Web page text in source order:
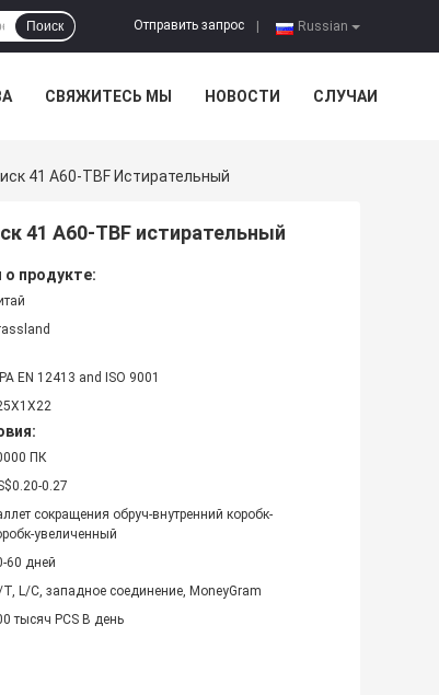
Russian
Отправить запрос
Поиск
СВЯЖИТЕСЬ МЫ НОВОСТИ СЛУЧАИ
41 A60-TBF Истирательный
41 A60-TBF истирательный
продукте:
EN 12413 and ISO 9001
ПК
0.27
сокращения обруч-внутренний коробк-
увеличенный
60 дней
L/C, западное соединение, MoneyGram
тысяч PCS В день